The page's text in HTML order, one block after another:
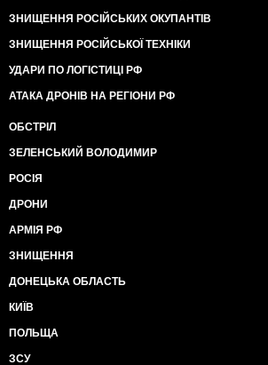
ЗНИЩЕННЯ РОСІЙСЬКИХ ОКУПАНТІВ
ЗНИЩЕННЯ РОСІЙСЬКОЇ ТЕХНІКИ
УДАРИ ПО ЛОГІСТИЦІ РФ
АТАКА ДРОНІВ НА РЕГІОНИ РФ
ОБСТРІЛ
ЗЕЛЕНСЬКИЙ ВОЛОДИМИР
РОСІЯ
ДРОНИ
АРМІЯ РФ
ЗНИЩЕННЯ
ДОНЕЦЬКА ОБЛАСТЬ
КИЇВ
ПОЛЬЩА
ЗСУ